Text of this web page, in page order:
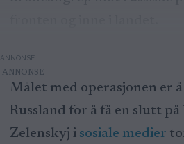
ANNONSE
Målet med operasjonen er å
Russland for å få en slutt
Zelenskyj i sosiale medier